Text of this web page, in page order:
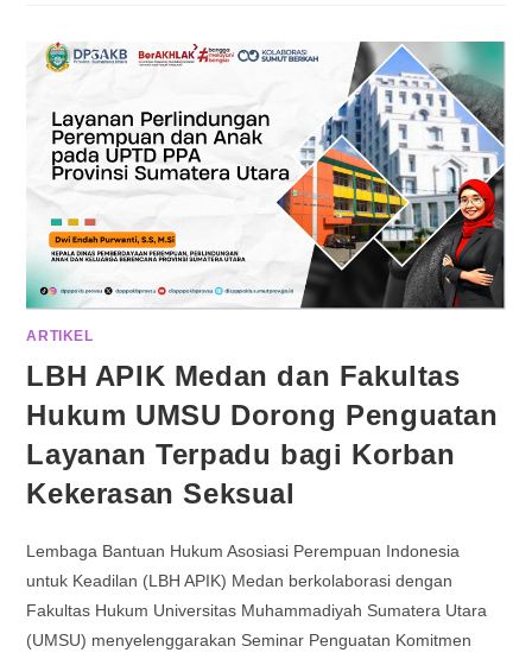
ARTIKEL
LBH APIK Medan dan Fakultas
Hukum UMSU Dorong Penguatan
Layanan Terpadu bagi Korban
Kekerasan Seksual
Lembaga Bantuan Hukum Asosiasi Perempuan Indonesia
untuk Keadilan (LBH APIK) Medan berkolaborasi dengan
Fakultas Hukum Universitas Muhammadiyah Sumatera Utara
(UMSU) menyelenggarakan Seminar Penguatan Komitmen